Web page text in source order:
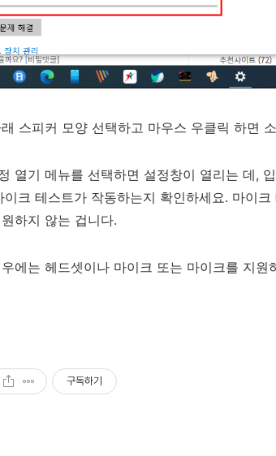
스피커 모양 선택하고 마우스 우클릭 하면
열기 메뉴를 선택하면 설정창이 열리는 데,
이크 테스트가 작동하는지 확인하세요. 마이
하지 않는 겁니다.
에는 헤드셋이나 마이크 또는 마이크를 지원
구독하기